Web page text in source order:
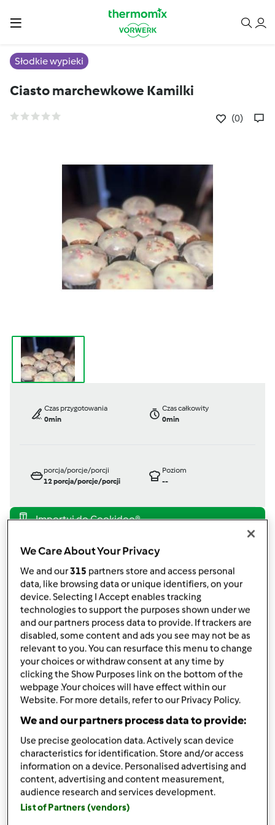
Słodkie wypieki
Ciasto marchewkowe Kamilki
(0)
Czas przygotowania
0min
Czas całkowity
0min
porcja/porcje/porcji
12porcja/porcje/porcji
Poziom
--
opublikowany: 20/09/24
Dodaj do moich kolekcji
podziel się przepisem
Stwórz wariant
Składniki
Ciasto marchewkowe Kamilki
300gmarchewki
250goleju
120gcukru
3jajka
2łyżki Orzechow lub rodzynek lub zurawiny
We Care About Your Privacy
We and our315 partners store and access personal
data, like browsing data or unique identifiers, on your
device. Selecting I Accept enables tracking
technologies to support the purposes shown under we
and our partners process data to provide. If trackers are
disabled, some content and ads you see may not be as
relevant to you. You can resurface this menu to change
your choices or withdraw consent at any time by
clicking the Show Purposes link on the bottom of the
webpage .Your choices will have effect within our
Website. For more details, refer to our Privacy Policy.
We and our partners process data to provide:
Use precise geolocation data. Actively scan device
characteristics for identification. Store and/or access
information on a device. Personalised advertising and
content, advertising and content measurement,
audience research and services development.
List of Partners (vendors)